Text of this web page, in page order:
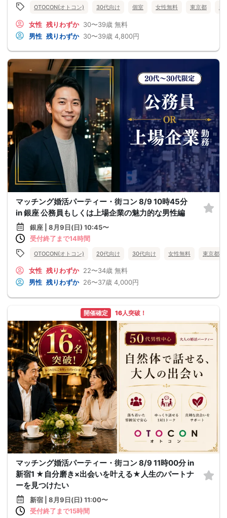
OTOCON(オトコン) 30代向け 個室 女性無料 東京都 新
女性 残りわずか 30〜39歳 無料
男性 残りわずか 30〜39歳 4,800円
マッチング婚活パーティー・街コン 8/9 10時45分
in 銀座 公務員もしくは上場企業の魅力的な男性編
銀座 | 8月9日(日) 10:45〜
受付終了まで14時間
OTOCON(オトコン) 20代向け 30代向け 女性無料 東京都
女性 残りわずか 22〜34歳 無料
男性 残りわずか 26〜37歳 4,000円
開催確定 16人突破！
マッチング婚活パーティー・街コン 8/9 11時00分 in
新宿1 ★自分磨き×出会いを叶える★人生のパートナ
ーを見つけたい
新宿 | 8月9日(日) 11:00〜
受付終了まで15時間